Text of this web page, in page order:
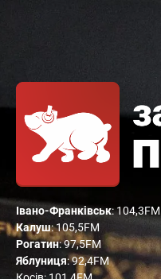
Івано-Франківськ: 104,3FM
Калуш: 105,5FM
Рогатин: 97,5FM
Яблуниця: 92,4FM